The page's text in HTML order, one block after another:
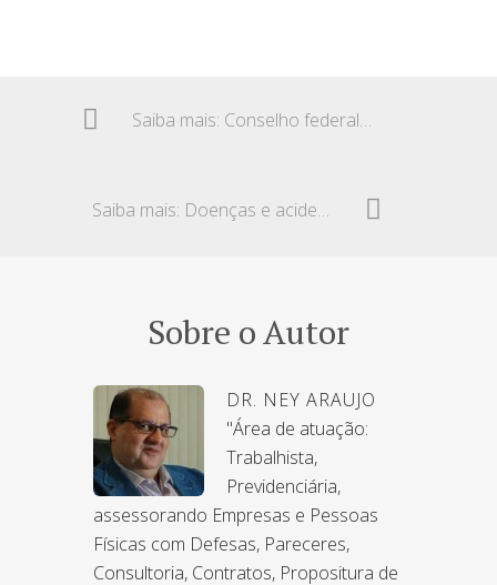
Saiba mais: Conselho federal – Exigência de concurso
Saiba mais: Doenças e acidentes do trabalho – Brasil
Sobre o Autor
DR. NEY ARAUJO
"Área de atuação:
Trabalhista,
Previdenciária,
assessorando Empresas e Pessoas
Físicas com Defesas, Pareceres,
Consultoria, Contratos, Propositura de